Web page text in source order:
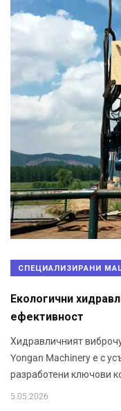
СПЕЦИАЛИЗИРАНИ
Екологични
ефективност
Хидравличният
Yongan Machinery е с
разработени ключови
5.05.2026